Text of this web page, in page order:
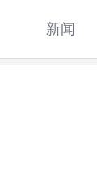
新闻